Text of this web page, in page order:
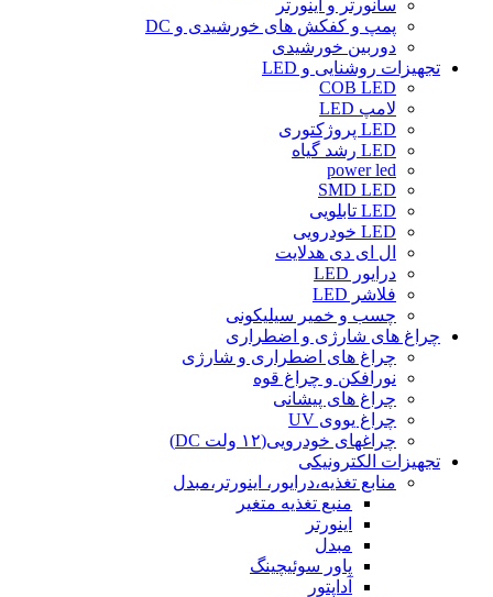
سانورتر و اینورتر
پمپ و کفکش های خورشیدی و DC
دوربین خورشیدی
تجهیزات روشنایی و LED
COB LED
لامپ LED
LED پروژکتوری
LED رشد گیاه
power led
SMD LED
LED تابلویی
LED خودرویی
ال ای دی هدلایت
درایور LED
فلاشر LED
چسب و خمیر سیلیکونی
چراغ های شارژی و اضطراری
چراغ های اضطراری و شارژی
نورافکن و چراغ قوه
چراغ های پیشانی
چراغ یووی UV
چراغهای خودرویی(۱۲ ولت DC)
تجهیزات الکترونیکی
منابع تغذیه،درایور، اینورتر،مبدل
منبع تغذیه متغیر
اینورتر
مبدل
پاور سوئیچینگ
آداپتور